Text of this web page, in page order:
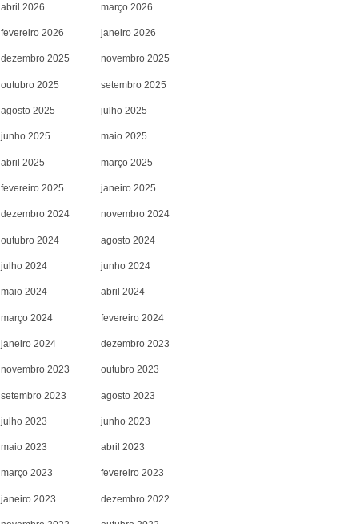
abril 2026 março 2026
fevereiro 2026 janeiro 2026
dezembro 2025 novembro 2025
outubro 2025 setembro 2025
agosto 2025 julho 2025
junho 2025 maio 2025
abril 2025 março 2025
fevereiro 2025 janeiro 2025
dezembro 2024 novembro 2024
outubro 2024 agosto 2024
julho 2024 junho 2024
maio 2024 abril 2024
março 2024 fevereiro 2024
janeiro 2024 dezembro 2023
novembro 2023 outubro 2023
setembro 2023 agosto 2023
julho 2023 junho 2023
maio 2023 abril 2023
março 2023 fevereiro 2023
janeiro 2023 dezembro 2022